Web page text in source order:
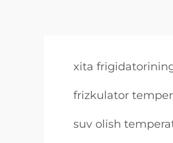
xita
frizkulator
suv olish